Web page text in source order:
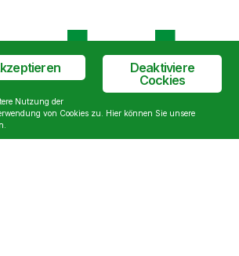
Deaktiviere
Cockies
Nutzung der
von Cookies zu. Hier können Sie unsere